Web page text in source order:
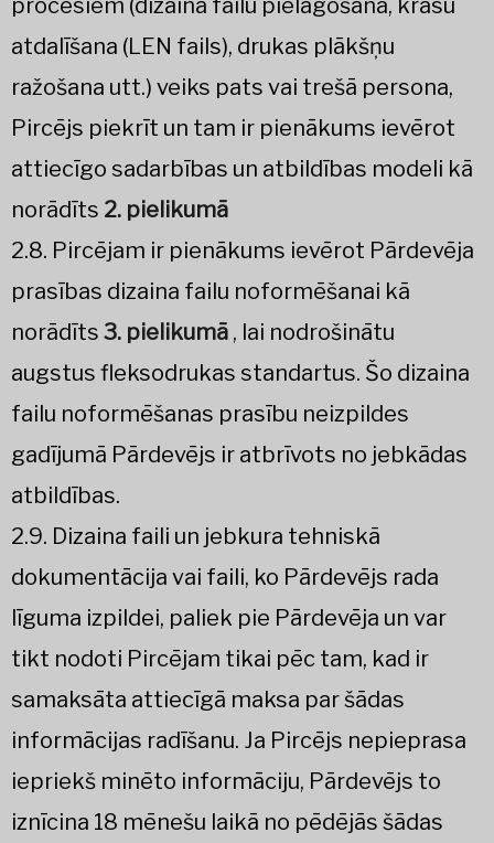
procesiem (dizaina failu pielāgošana, krāsu
atdalīšana (LEN fails), drukas plākšņu
ražošana utt.) veiks pats vai trešā persona,
Pircējs piekrīt un tam ir pienākums ievērot
attiecīgo sadarbības un atbildības modeli kā
norādīts 2. pielikumā
2.8. Pircējam ir pienākums ievērot Pārdevēja
prasības dizaina failu noformēšanai kā
norādīts 3. pielikumā , lai nodrošinātu
augstus fleksodrukas standartus. Šo dizaina
failu noformēšanas prasību neizpildes
gadījumā Pārdevējs ir atbrīvots no jebkādas
atbildības.
2.9. Dizaina faili un jebkura tehniskā
dokumentācija vai faili, ko Pārdevējs rada
līguma izpildei, paliek pie Pārdevēja un var
tikt nodoti Pircējam tikai pēc tam, kad ir
samaksāta attiecīgā maksa par šādas
informācijas radīšanu. Ja Pircējs nepieprasa
iepriekš minēto informāciju, Pārdevējs to
iznīcina 18 mēnešu laikā no pēdējās šādas